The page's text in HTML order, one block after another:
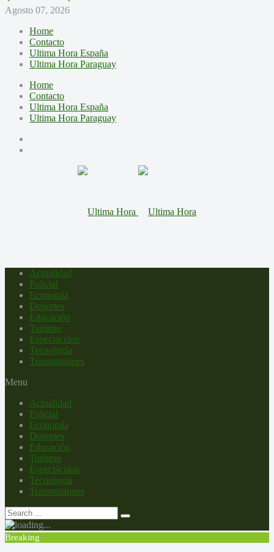
Agosto 07, 2026
Home
Contacto
Ultima Hora España
Ultima Hora Paraguay
Home
Contacto
Ultima Hora España
Ultima Hora Paraguay
Actualidad
Policial
Economía
Deportes
Educación
Turismo
Espectáculos
Tecnología
Transmisiones
Menu
Actualidad
Policial
Economía
Deportes
Educación
Turismo
Espectáculos
Tecnología
Transmisiones
Breaking